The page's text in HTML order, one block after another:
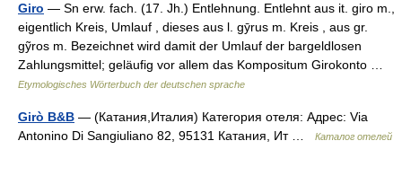
Giro — Sn erw. fach. (17. Jh.) Entlehnung. Entlehnt aus it. giro m.,
eigentlich Kreis, Umlauf , dieses aus l. gӯrus m. Kreis , aus gr.
gỹros m. Bezeichnet wird damit der Umlauf der bargeldlosen
Zahlungsmittel; geläufig vor allem das Kompositum Girokonto …
Etymologisches Wörterbuch der deutschen sprache
Girò B&B — (Катания,Италия) Категория отеля: Адрес: Via
Antonino Di Sangiuliano 82, 95131 Катания, Ит …
Каталог отелей